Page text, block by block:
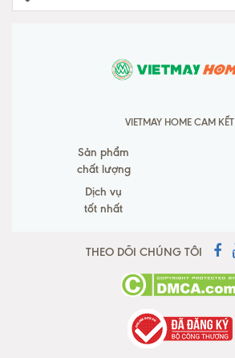
VIETMAY HOME CAM KẾT
Sản phẩm
chất lượng
Dịch vụ
tốt nhất
THEO DÕI CHÚNG TÔI